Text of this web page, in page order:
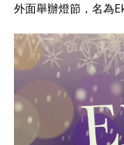
外面舉辦燈節，名為